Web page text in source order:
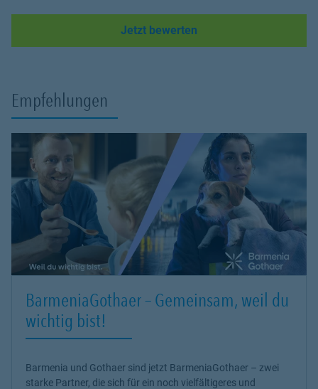
Jetzt bewerten
Empfehlungen
BarmeniaGothaer – Gemeinsam, weil du
wichtig bist!
Barmenia und Gothaer sind jetzt BarmeniaGothaer – zwei
starke Partner, die sich für ein noch vielfältigeres und